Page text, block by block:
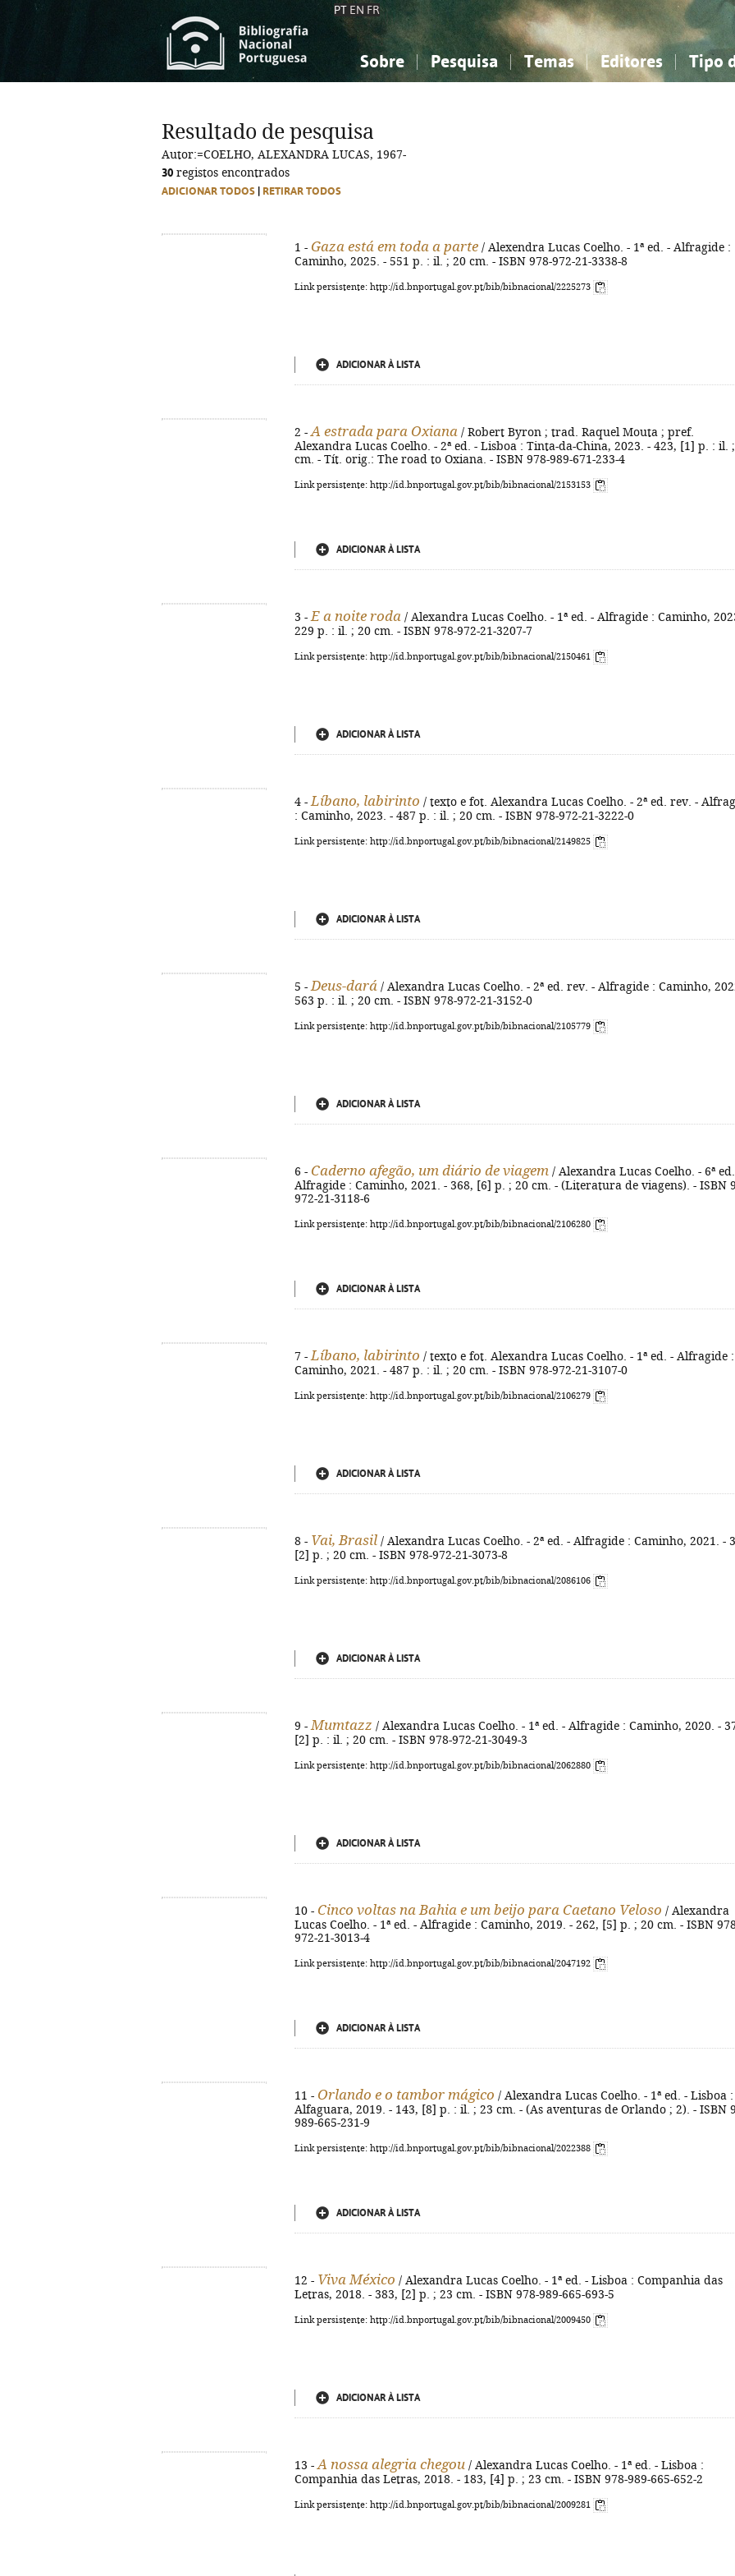
PT EN FR
Sobre Pesquisa Temas
Ciências sociais...
Arte, desporto...
Editores Tipo
Ciências sociais...
Arte, desporto...
Resultado de pesquisa
Autor:=COELHO, ALEXANDRA LUCAS, 1967-
30 registos encontrados
ADICIONAR TODOS RETIRAR TODOS
1 - Gaza está em toda a parte / Alexendra Lucas Coelho. - 1ª ed. - Alfragide :
Caminho, 2025. - 551 p. : il. ; 20 cm. - ISBN 978-972-21-3338-8
Link persistente: http://id.bnportugal.gov.pt/bib/bibnacional/2225273
ADICIONAR À LISTA
2 - A estrada para Oxiana / Robert Byron ; trad. Raquel Mouta ; pref.
Alexandra Lucas Coelho. - 2ª ed. - Lisboa : Tinta-da-China, 2023. - 423, [1] p. : il.
cm. - Tít. orig.: The road to Oxiana. - ISBN 978-989-671-233-4
Link persistente: http://id.bnportugal.gov.pt/bib/bibnacional/2153153
ADICIONAR À LISTA
3 - E a noite roda / Alexandra Lucas Coelho. - 1ª ed. - Alfragide : Caminho,
229 p. : il. ; 20 cm. - ISBN 978-972-21-3207-7
Link persistente: http://id.bnportugal.gov.pt/bib/bibnacional/2150461
ADICIONAR À LISTA
4 - Líbano, labirinto / texto e fot. Alexandra Lucas Coelho. - 2ª ed. rev. -
: Caminho, 2023. - 487 p. : il. ; 20 cm. - ISBN 978-972-21-3222-0
Link persistente: http://id.bnportugal.gov.pt/bib/bibnacional/2149825
ADICIONAR À LISTA
5 - Deus-dará / Alexandra Lucas Coelho. - 2ª ed. rev. - Alfragide : Caminho,
563 p. : il. ; 20 cm. - ISBN 978-972-21-3152-0
Link persistente: http://id.bnportugal.gov.pt/bib/bibnacional/2105779
ADICIONAR À LISTA
6 - Caderno afegão, um diário de viagem / Alexandra Lucas Coelho. - 6ª
Alfragide : Caminho, 2021. - 368, [6] p. ; 20 cm. - (Literatura de viagens). - ISBN
972-21-3118-6
Link persistente: http://id.bnportugal.gov.pt/bib/bibnacional/2106280
ADICIONAR À LISTA
7 - Líbano, labirinto / texto e fot. Alexandra Lucas Coelho. - 1ª ed. - Alfragide :
Caminho, 2021. - 487 p. : il. ; 20 cm. - ISBN 978-972-21-3107-0
Link persistente: http://id.bnportugal.gov.pt/bib/bibnacional/2106279
ADICIONAR À LISTA
8 - Vai, Brasil / Alexandra Lucas Coelho. - 2ª ed. - Alfragide : Caminho, 2021. -
[2] p. ; 20 cm. - ISBN 978-972-21-3073-8
Link persistente: http://id.bnportugal.gov.pt/bib/bibnacional/2086106
ADICIONAR À LISTA
9 - Mumtazz / Alexandra Lucas Coelho. - 1ª ed. - Alfragide : Caminho, 2020. -
[2] p. : il. ; 20 cm. - ISBN 978-972-21-3049-3
Link persistente: http://id.bnportugal.gov.pt/bib/bibnacional/2062880
ADICIONAR À LISTA
10 - Cinco voltas na Bahia e um beijo para Caetano Veloso / Alexandra
Lucas Coelho. - 1ª ed. - Alfragide : Caminho, 2019. - 262, [5] p. ; 20 cm. - ISBN
972-21-3013-4
Link persistente: http://id.bnportugal.gov.pt/bib/bibnacional/2047192
ADICIONAR À LISTA
11 - Orlando e o tambor mágico / Alexandra Lucas Coelho. - 1ª ed. - Lisboa :
Alfaguara, 2019. - 143, [8] p. : il. ; 23 cm. - (As aventuras de Orlando ; 2). - ISBN
989-665-231-9
Link persistente: http://id.bnportugal.gov.pt/bib/bibnacional/2022388
ADICIONAR À LISTA
12 - Viva México / Alexandra Lucas Coelho. - 1ª ed. - Lisboa : Companhia das
Letras, 2018. - 383, [2] p. ; 23 cm. - ISBN 978-989-665-693-5
Link persistente: http://id.bnportugal.gov.pt/bib/bibnacional/2009450
ADICIONAR À LISTA
13 - A nossa alegria chegou / Alexandra Lucas Coelho. - 1ª ed. - Lisboa :
Companhia das Letras, 2018. - 183, [4] p. ; 23 cm. - ISBN 978-989-665-652-2
Link persistente: http://id.bnportugal.gov.pt/bib/bibnacional/2009281